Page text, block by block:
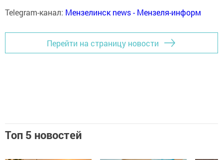
Telegram-канал: Мензелинск news - Мензеля-информ
Перейти на страницу новости
Топ 5 новостей